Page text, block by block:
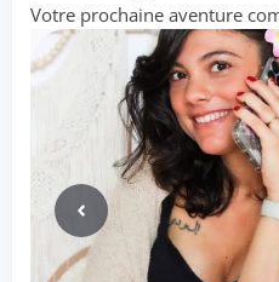
Votre prochaine aventure